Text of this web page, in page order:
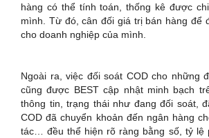
hàng có thể tính toán, thống kê được
mình. Từ đó, cân đối giá trị bán hàng để
cho doanh nghiệp của mình.
Ngoài ra, việc đối soát COD cho những
cũng được BEST cập nhật minh bạch
thông tin, trạng thái như đang đối soát,
COD đã chuyển khoản đến ngân hàng
tác… đều thể hiện rõ ràng bằng số, tỷ lệ